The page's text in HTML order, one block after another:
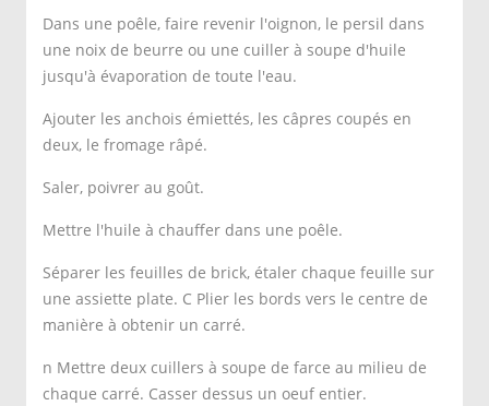
Dans une poêle, faire revenir l'oignon, le persil dans
une noix de beurre ou une cuiller à soupe d'huile
jusqu'à évaporation de toute l'eau.
Ajouter les anchois émiettés, les câpres coupés en
deux, le fromage râpé.
Saler, poivrer au goût.
Mettre l'huile à chauffer dans une poêle.
Séparer les feuilles de brick, étaler chaque feuille sur
une assiette plate. C Plier les bords vers le centre de
manière à obtenir un carré.
n Mettre deux cuillers à soupe de farce au milieu de
chaque carré. Casser dessus un oeuf entier.